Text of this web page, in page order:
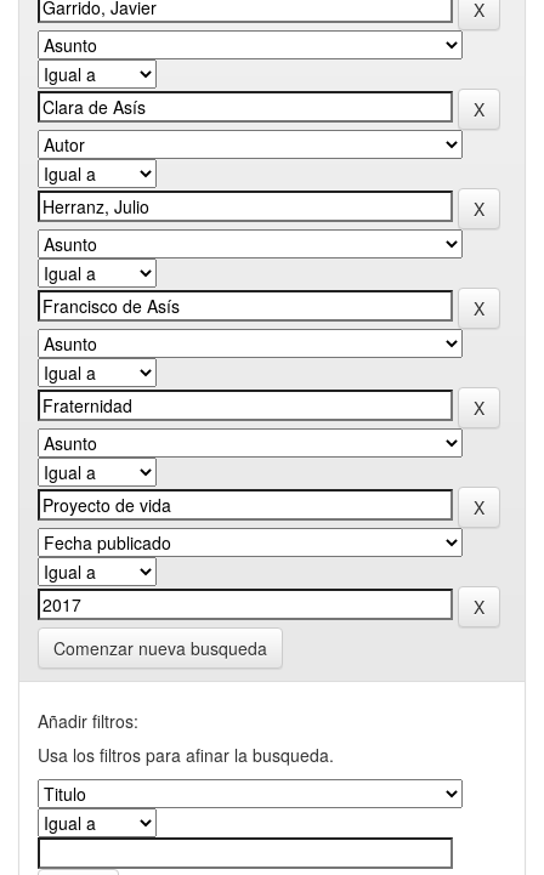
Comenzar nueva busqueda
Añadir filtros:
Usa los filtros para afinar la busqueda.